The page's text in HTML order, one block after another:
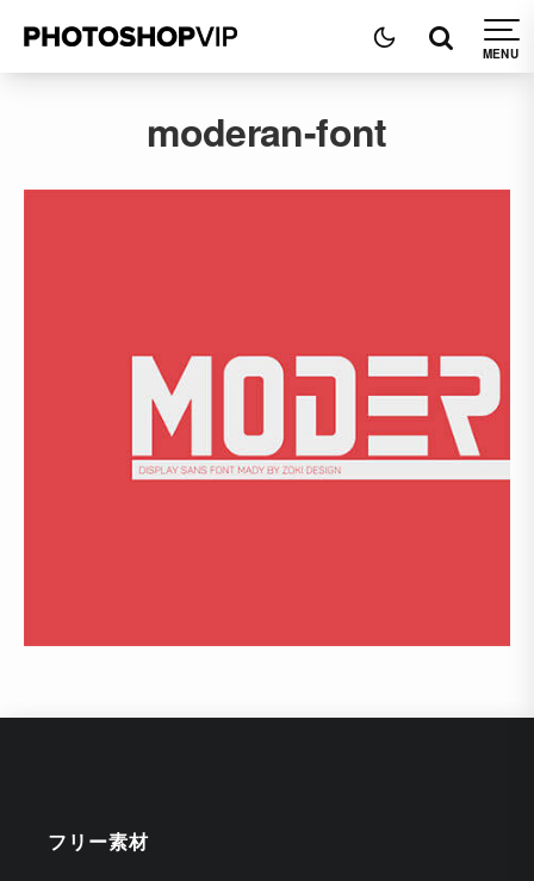
moderan-font
フリー素材